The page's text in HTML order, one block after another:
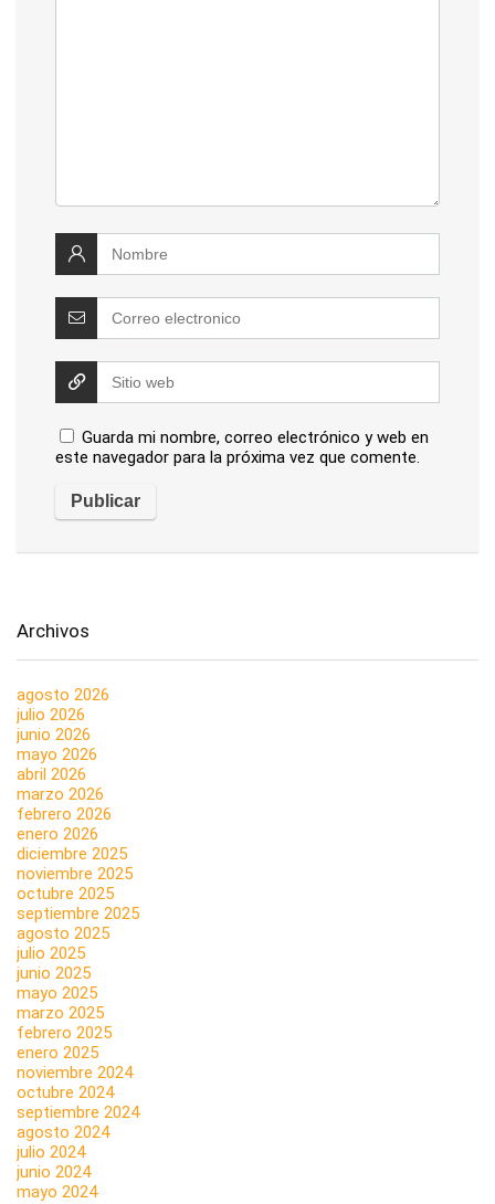
Guarda mi nombre, correo electrónico y web en
este navegador para la próxima vez que comente.
Archivos
agosto 2026
julio 2026
junio 2026
mayo 2026
abril 2026
marzo 2026
febrero 2026
enero 2026
diciembre 2025
noviembre 2025
octubre 2025
septiembre 2025
agosto 2025
julio 2025
junio 2025
mayo 2025
marzo 2025
febrero 2025
enero 2025
noviembre 2024
octubre 2024
septiembre 2024
agosto 2024
julio 2024
junio 2024
mayo 2024